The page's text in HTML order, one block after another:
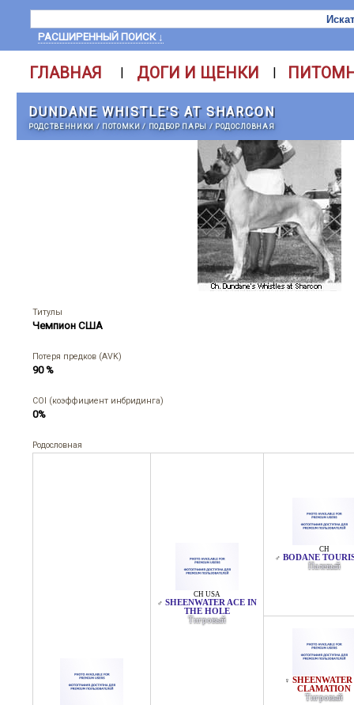
РАСШИРЕННЫЙ ПОИСК ↓
ГЛАВНАЯ | ДОГИ И ЩЕНКИ |
DUNDANE WHISTLE'S AT SHARCON
РОДСТВЕННИКИ / ПОТОМКИ/ ПОДБОР ПАРЫ / РОДОСЛОВНАЯ
Титулы
Чемпион США
Потеря предков (AVK)
90 %
COI (коэффициент инбридинга)
0%
Родословная
CH USA
♂ SHEENWATER ACE IN
THE HOLE
Тигровый
CH
♂ BODANE
Палевый
♀
CLAMATION
Тигровый